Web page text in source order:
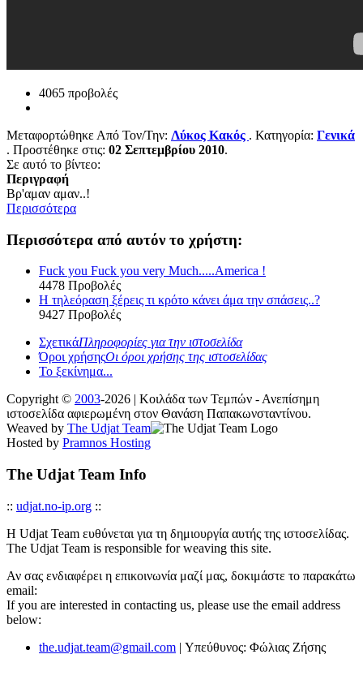
4065 προβολές
Μεταφορτώθηκε Από Τον/Την: Λύκος Κακός . Κατηγορία: Γενικά
. Προστέθηκε στις: 02 Σεπτεμβρίου 2010.
Σε αυτό το βίντεο:
Περιγραφή
Βρ'αμαν αμαν..!
Περισσότερα
Περισσότερα από αυτόν το χρήστη:
Fuck you Fuck you very Much.....America !
4478 Προβολές
Η τηλεόραση ξέρεις τι κρότο κάνει άμα την σπάσεις..?
9427 Προβολές
ΣχετικάΠληροφορίες για την ιστοσελίδα
Όροι χρήσηςΟι όροι χρήσης της ιστοσελίδας
Το ξεκίνημα...
Copyright © 2003-2026 | Κοιλάδα των Τεμπών - Ανεπίσημη
ιστοσελίδα αφιερωμένη στον Θανάση Παπακωνσταντίνου.
Weaved by The Udjat Team
Hosted by Pramnos Hosting
The Udjat Team Info
:: udjat.no-ip.org ::
Η Udjat Team ευθύνεται για τη δημιουργία αυτής της ιστοσελίδας.
The Udjat Team is responsible for weaving this site.
Αν σας ενδιαφέρει η επικοινωνία μαζί μας, δοκιμάστε το παρακάτω
email:
If you are interested in contacting us, please use the email address
below:
the.udjat.team@gmail.com | Υπεύθυνος: Φώλιας Ζήσης